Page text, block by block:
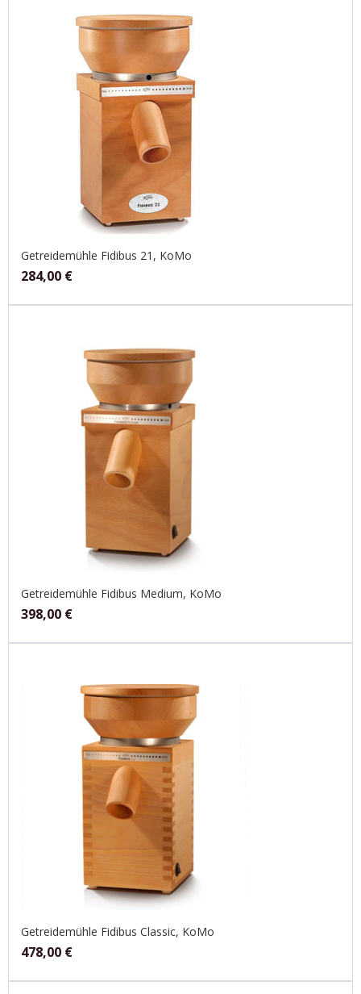
Getreidemühle Fidibus 21, KoMo
284,00 €
Getreidemühle Fidibus Medium, KoMo
398,00 €
Getreidemühle Fidibus Classic, KoMo
478,00 €